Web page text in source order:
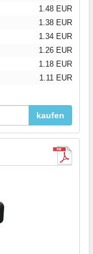
1.48 EUR
1.38 EUR
1.34 EUR
1.26 EUR
1.18 EUR
1.11 EUR
kaufen